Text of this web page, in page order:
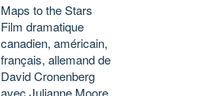
Maps to the Stars
Film dramatique
canadien, américain,
français, allemand de
David Cronenberg
avec Julianne Moore,